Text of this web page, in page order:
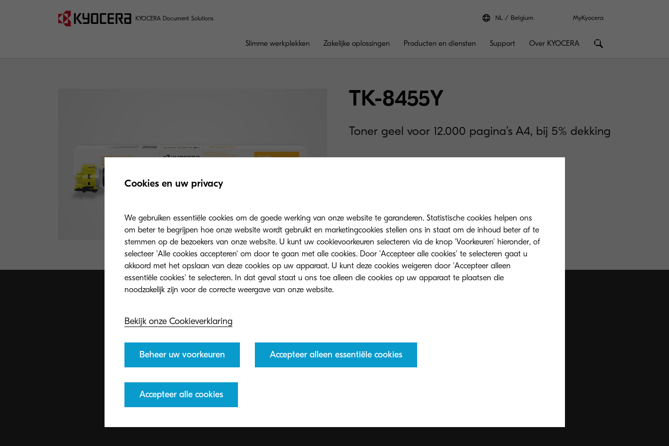
KYOCERA Document Solutions NL Belgium MyKyocera
Slimme werkplekken Zakelijke oplossingen Producten en diensten Support Over KYOCERA
TK-8455Y
Toner geel voor 12.000 pagina’s A4, bij 5% dekking
Cookies en uw privacy
We gebruiken essentiële cookies om de goede werking van onze website te garanderen. Statistische cookies helpen ons
om beter te begrijpen hoe onze website wordt gebruikt en marketingcookies stellen ons in staat om de inhoud beter af te
stemmen op de bezoekers van onze website. U kunt uw cookievoorkeuren selecteren via de knop 'Voorkeuren' hieronder, of
selecteer 'Alle cookies accepteren' om door te gaan met alle cookies. Door 'Accepteer alle cookies' te selecteren gaat u
akkoord met het opslaan van deze cookies op uw apparaat. U kunt deze cookies weigeren door 'Accepteer alleen
essentiële cookies' te selecteren. In dat geval staat u ons toe alleen die cookies op uw apparaat te plaatsen die
noodzakelijk zijn voor de correcte weergave van onze website.
Bekijk onze Cookieverklaring
Beheer uw voorkeuren Accepteer alleen essentiële cookies
Accepteer alle cookies